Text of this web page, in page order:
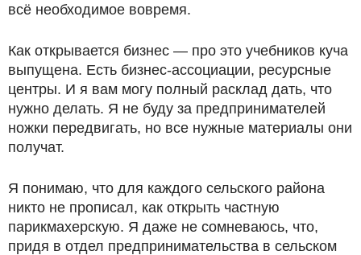
всё необходимое вовремя.
Как открывается бизнес — про это учебников куча
выпущена. Есть бизнес-ассоциации, ресурсные
центры. И я вам могу полный расклад дать, что
нужно делать. Я не буду за предпринимателей
ножки передвигать, но все нужные материалы они
получат.
Я понимаю, что для каждого сельского района
никто не прописал, как открыть частную
парикмахерскую. Я даже не сомневаюсь, что,
придя в отдел предпринимательства в сельском